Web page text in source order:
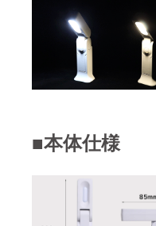
■本体仕様